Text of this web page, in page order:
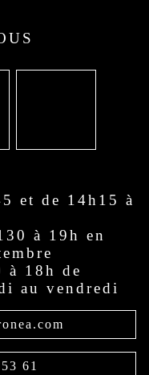
et de 14h15 à
à 19h en
à 18h de
au vendredi
61